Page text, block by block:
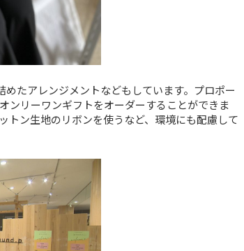
たアレンジメントなどもしています。プロポー
ンリーワンギフトをオーダーすることができま
トン生地のリボンを使うなど、環境にも配慮して